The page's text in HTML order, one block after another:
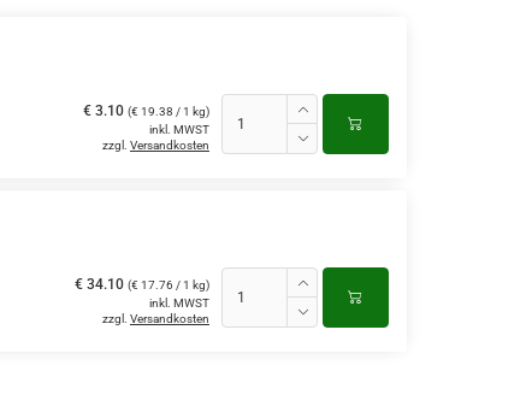
€ 3.10 (€ 19.38 / 1 kg)
inkl. MWST
zzgl. Versandkosten
€ 34.10 (€ 17.76 / 1 kg)
inkl. MWST
zzgl. Versandkosten